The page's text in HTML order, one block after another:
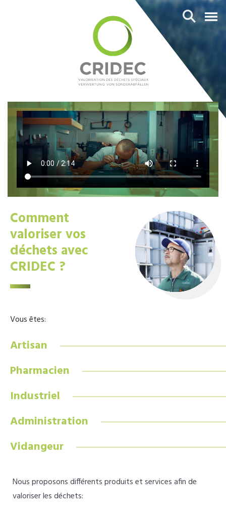
Comment
valoriser vos
déchets avec
CRIDEC ?
Vous êtes:
Artisan
Pharmacien
Industriel
Administration
Vidangeur
Nous proposons différents produits et services afin de
valoriser les déchets: